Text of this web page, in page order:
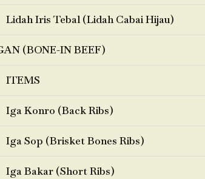
Lidah Iris Tebal (Lidah Cabai Hijau)
(BONE-IN BEEF)
ITEMS
Iga Konro (Back Ribs)
Iga Sop (Brisket Bones Ribs)
Iga Bakar (Short Ribs)